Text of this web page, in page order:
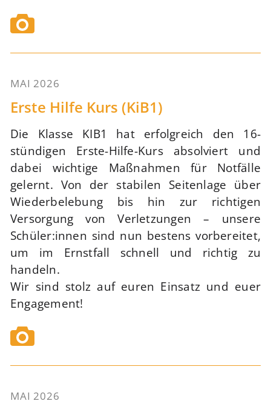
MAI 2026
Erste Hilfe Kurs (KiB1)
Die Klasse KIB1 hat erfolgreich den 16-
stündigen Erste-Hilfe-Kurs absolviert und
dabei wichtige Maßnahmen für Notfälle
gelernt. Von der stabilen Seitenlage über
Wiederbelebung bis hin zur richtigen
Versorgung von Verletzungen – unsere
Schüler:innen sind nun bestens vorbereitet,
um im Ernstfall schnell und richtig zu
handeln.
Wir sind stolz auf euren Einsatz und euer
Engagement!
MAI 2026